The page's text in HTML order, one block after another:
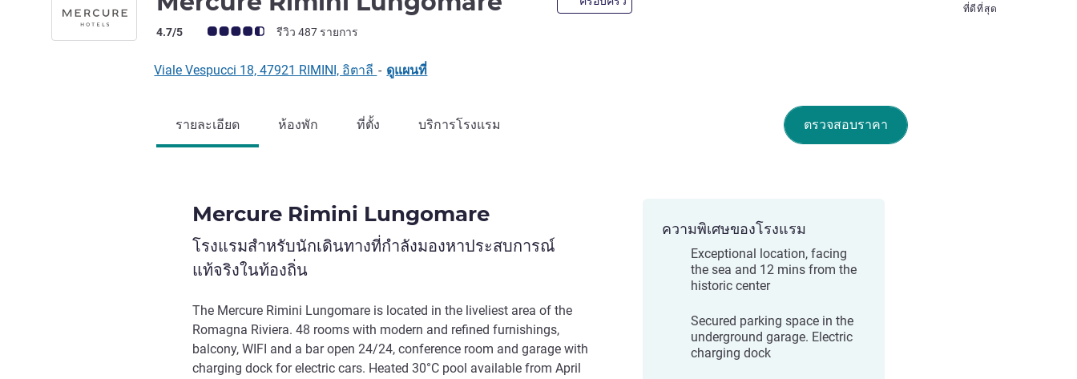
คะแนนความคิดเห็นจากแขก (เรทติ้งบน ALL)
4.7/5 รีวิว 487 รายการ
ที่ดีที่สุด
Viale Vespucci 18, 47921 RIMINI, อิตาลี - ดูแผนที่
ตรวจสอบราคา
รายละเอียด ห้องพัก ที่ตั้ง บริการโรงแรม
Mercure Rimini Lungomare
โรงแรมสำหรับนักเดินทางที่กำลังมองหาประสบการณ์
แท้จริงในท้องถิ่น
The Mercure Rimini Lungomare is located in the liveliest area of the
Romagna Riviera. 48 rooms with modern and refined furnishings,
balcony, WIFI and a bar open 24/24, conference room and garage with
charging dock for electric cars. Heated 30°C pool available from April
ความพิเศษของโรงแรม
Exceptional location, facing
the sea and 12 mins from the
historic center
Secured parking space in the
underground garage. Electric
charging dock